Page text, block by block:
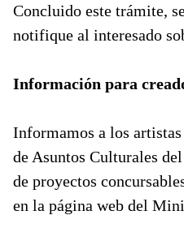
Concluido este trámite,
notifique al interesado
Información para
Informamos a los
de Asuntos Culturales
de proyectos
en la página web del